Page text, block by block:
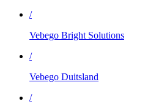
/
Vebego Bright Solutions
/
Vebego Duitsland
/